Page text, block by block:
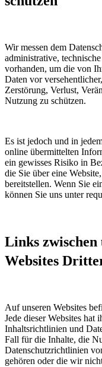
Wir messen dem
administrative,
vorhanden, um die von
Daten vor
Zerstörung, Verlust,
Nutzung zu schützen.
Es ist jedoch und in
online übermittelten
ein gewisses Risiko in
die Sie über eine
bereitstellen. Wenn Sie
können Sie uns unter
Links zwischen
Websites
Auf unseren Websites
Jede dieser Websites hat
Inhaltsrichtlinien und
Fall für die Inhalte, die
Datenschutzrichtlinien
gehören oder die wir